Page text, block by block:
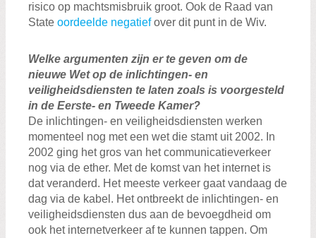
risico op machtsmisbruik groot. Ook de Raad van
State oordeelde negatiefover dit punt in de Wiv.
Welke argumenten zijn er te geven om de
nieuwe Wet op de inlichtingen- en
veiligheidsdiensten te laten zoals is voorgesteld
in de Eerste- en Tweede Kamer?
De inlichtingen- en veiligheidsdiensten werken
momenteel nog met een wet die stamt uit 2002. In
2002 ging het gros van het communicatieverkeer
nog via de ether. Met de komst van het internet is
dat veranderd. Het meeste verkeer gaat vandaag de
dag via de kabel. Het ontbreekt de inlichtingen- en
veiligheidsdiensten dus aan de bevoegdheid om
ook het internetverkeer af te kunnen tappen. Om